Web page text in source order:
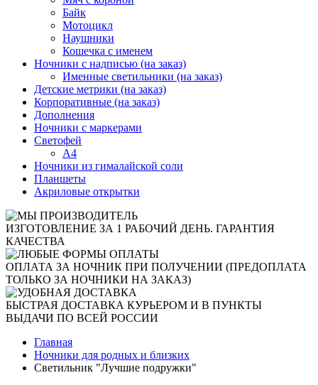
Байк
Мотоцикл
Наушники
Кошечка с именем
Ночники с надписью (на заказ)
Именные светильники (на заказ)
Детские метрики (на заказ)
Корпоративные (на заказ)
Дополнения
Ночники с маркерами
Светофей
А4
Ночники из гималайской соли
Планшеты
Акриловые открытки
ИЗГОТОВЛЕНИЕ ЗА 1 РАБОЧИЙ ДЕНЬ. ГАРАНТИЯ
КАЧЕСТВА
ОПЛАТА ЗА НОЧНИК ПРИ ПОЛУЧЕНИИ (ПРЕДОПЛАТА
ТОЛЬКО ЗА НОЧНИКИ НА ЗАКАЗ)
БЫСТРАЯ ДОСТАВКА КУРЬЕРОМ И В ПУНКТЫ
ВЫДАЧИ ПО ВСЕЙ РОССИИ
Главная
Ночники для родных и близких
Светильник "Лучшие подружки"